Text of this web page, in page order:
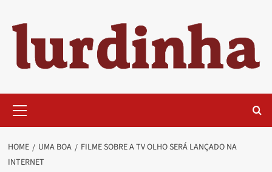
content
Menu
HOME UMA BOA
FILME SOBRE A TV OLHO SERÁ LANÇADO NA
INTERNET